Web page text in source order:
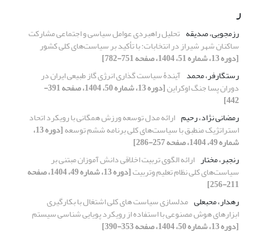
ر
رزمجویی، صدیقه تحلیل راهبردی عوامل سیاسی و اجتماعی مشارکت
ساکنان شهر شیراز در انتخابات: با تأکید بر سیاست‌های کلی کشور
[دوره 13، شماره 51، 1404، صفحه 751-782]
رستگارفر، محمد آیندۀ سیاست گذاری انرژی گاز طبیعی ایران در
دوران پسا جنگ اوکراین [دوره 13، شماره 50، 1404، صفحه 391-
442]
رمضانی نژاد، رحیم ارائه مدل توسعه ورزش همگانی با رویکرد اتحاد
استراتژیک منطبق با سیاست‌های کلی برنامه ششم توسعه [دوره 13،
شماره 49، 1404، صفحه 257-286]
رنجبر، مختار ارائه الگوی تربیت اخلاقی دانش آموزان مبتنی بر
سیاست‌های کلی نظام تعلیم وتربیت [دوره 13، شماره 49، 1404، صفحه
211-256]
رهدار، محبعلی مدلسازی سیاست های کلی اشتغال با بکارگیری
ابزارهای هوش مصنوعی با استفاده از رویکرد پویایی شناسی سیستم
[دوره 13، شماره 50، 1404، صفحه 353-390]